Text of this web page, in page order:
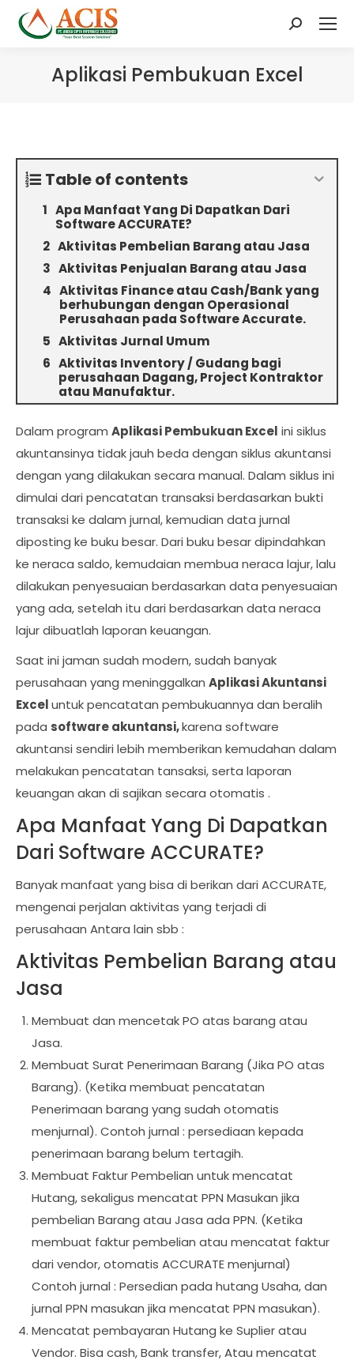
Search:
Aplikasi Pembukuan Excel
Table of contents
Apa Manfaat Yang Di Dapatkan Dari
Software ACCURATE?
Aktivitas Pembelian Barang atau Jasa
Aktivitas Penjualan Barang atau Jasa
Aktivitas Finance atau Cash/Bank yang
berhubungan dengan Operasional
Perusahaan pada Software Accurate.
Aktivitas Jurnal Umum
Aktivitas Inventory / Gudang bagi
perusahaan Dagang, Project Kontraktor
atau Manufaktur.
Dalam program Aplikasi Pembukuan Excel ini siklus
akuntansinya tidak jauh beda dengan siklus akuntansi
dengan yang dilakukan secara manual. Dalam siklus ini
dimulai dari pencatatan transaksi berdasarkan bukti
transaksi ke dalam jurnal, kemudian data jurnal
diposting ke buku besar. Dari buku besar dipindahkan
ke neraca saldo, kemudaian membua neraca lajur, lalu
dilakukan penyesuaian berdasarkan data penyesuaian
yang ada, setelah itu dari berdasarkan data neraca
lajur dibuatlah laporan keuangan.
Saat ini jaman sudah modern, sudah banyak
perusahaan yang meninggalkan Aplikasi Akuntansi
Exceluntuk pencatatan pembukuannya dan beralih
pada software akuntansi,karena software
akuntansi sendiri lebih memberikan kemudahan dalam
melakukan pencatatan tansaksi, serta laporan
keuangan akan di sajikan secara otomatis .
Apa Manfaat Yang Di Dapatkan
Dari Software ACCURATE?
Banyak manfaat yang bisa di berikan dari ACCURATE,
mengenai perjalan aktivitas yang terjadi di
perusahaan Antara lain sbb :
Aktivitas Pembelian Barang atau
Jasa
Membuat dan mencetak PO atas barang atau
Jasa.
Membuat Surat Penerimaan Barang (Jika PO atas
Barang). (Ketika membuat pencatatan
Penerimaan barang yang sudah otomatis
menjurnal). Contoh jurnal : persediaan kepada
penerimaan barang belum tertagih.
Membuat Faktur Pembelian untuk mencatat
Hutang, sekaligus mencatat PPN Masukan jika
pembelian Barang atau Jasa ada PPN. (Ketika
membuat faktur pembelian atau mencatat faktur
dari vendor, otomatis ACCURATE menjurnal)
Contoh jurnal : Persedian pada hutang Usaha, dan
jurnal PPN masukan jika mencatat PPN masukan).
Mencatat pembayaran Hutang ke Suplier atau
Vendor. Bisa cash, Bank transfer, Atau mencatat